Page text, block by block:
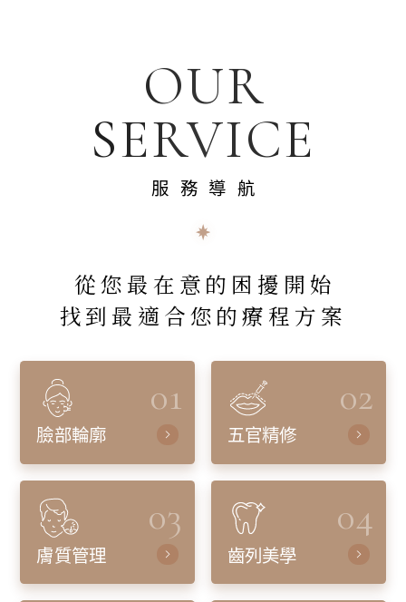
OUR
SERVICE
服務導航
從您最在意的困擾開始
找到最適合您的療程方案
01
臉部輪廓
02
五官精修
03
膚質管理
04
齒列美學